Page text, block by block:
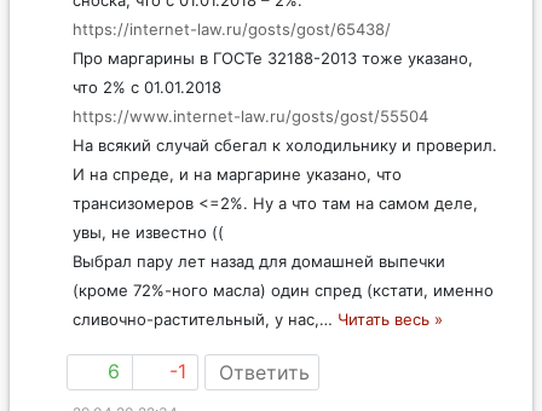
сноска, что с 01.01.2018 – 2%.
https://internet-law.ru/gosts/gost/65438/
Про маргарины в ГОСТе 32188-2013 тоже указано,
что 2% с 01.01.2018
https://www.internet-law.ru/gosts/gost/55504
На всякий случай сбегал к холодильнику и проверил.
И на спреде, и на маргарине указано, что
трансизомеров <=2%. Ну а что там на самом деле,
увы, не известно ((
Выбрал пару лет назад для домашней выпечки
(кроме 72%-ного масла) один спред (кстати, именно
6 -1 Ответить